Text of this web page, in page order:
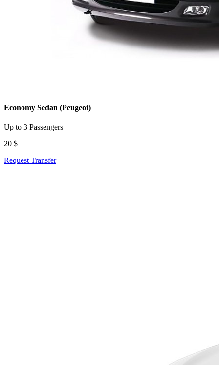
Economy Sedan (Peugeot)
Up to 3 Passengers
20 $
Request Transfer